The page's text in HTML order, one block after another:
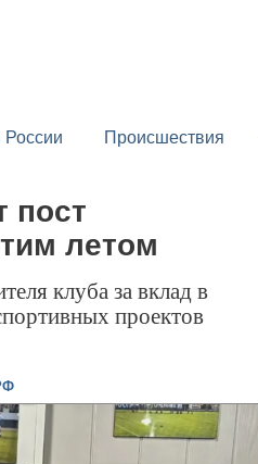
России Происшествия
пост
летом
клуба за вклад в
проектов